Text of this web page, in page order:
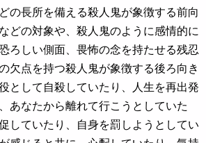
の長所を備える殺人鬼が象徴する前向
どの対象や、殺人鬼のように感情的に
ろしい側面、畏怖の念を持たせる残忍
欠点を持つ殺人鬼が象徴する後ろ向き
として自殺していたり、人生を再出発
あなたから離れて行こうとしていた
していたり、自身を罰しようとしてい